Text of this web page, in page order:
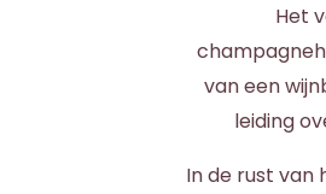
Het
van een
leiding
In de rust van